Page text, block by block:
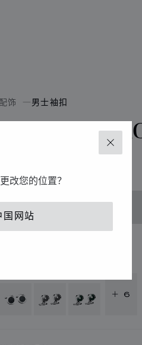
关闭
改您的位置？
国网站
配饰 男士袖扣
+ 6